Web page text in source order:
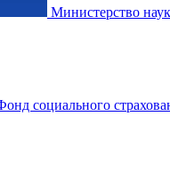
Министерство
социального